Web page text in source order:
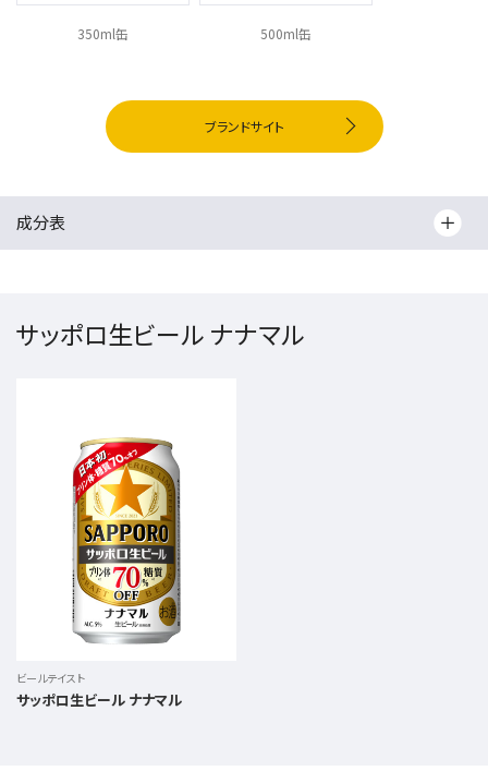
350ml缶 500ml缶
ブランドサイト
成分表
サッポロ生ビール ナナマル
ビールテイスト
サッポロ生ビール ナナマル